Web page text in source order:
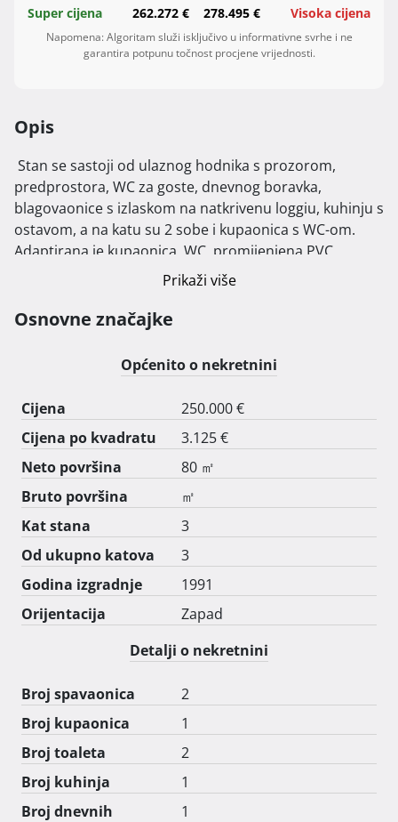
Super cijena 262.272 € 278.495 € Visoka cijena
Napomena: Algoritam služi isključivo u informativne svrhe i ne
garantira potpunu točnost procjene vrijednosti.
Opis
predprostora, WC za goste, dnevnog boravka,
blagovaonice s izlaskom na natkrivenu loggiu, kuhinju s
ostavom, a na katu su 2 sobe i kupaonica s WC-om.
Adaptirana je kupaonica, WC, promijenjena PVC
stolarija u smeđoj boji, promijenjeni krovni prozori,
Prikaži više
Osnovne značajke
Općenito o nekretnini
Cijena
250.000 €
Cijena po kvadratu
3.125 €
Neto površina
80 ㎡
Bruto površina
㎡
Kat stana
3
Od ukupno katova
3
Godina izgradnje
1991
Orijentacija
Zapad
Detalji o nekretnini
Broj spavaonica
2
Broj kupaonica
1
Broj toaleta
2
Broj kuhinja
1
Broj dnevnih
1